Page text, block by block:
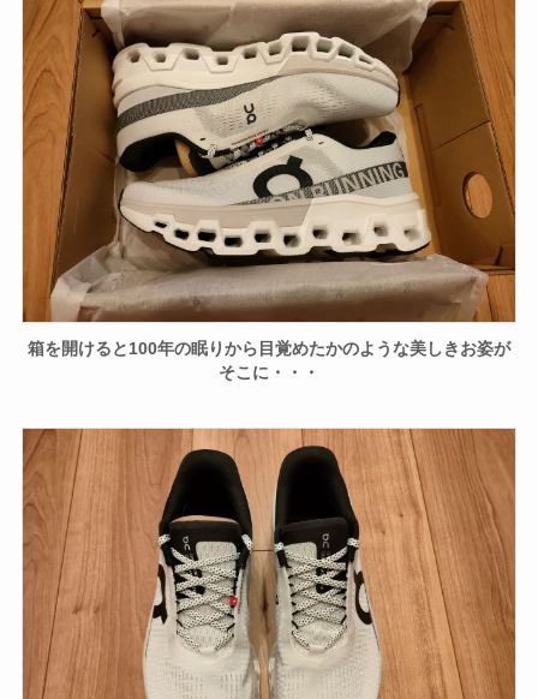
箱を開けると100年の眠りから目覚めたかのような美しきお姿が
そこに・・・